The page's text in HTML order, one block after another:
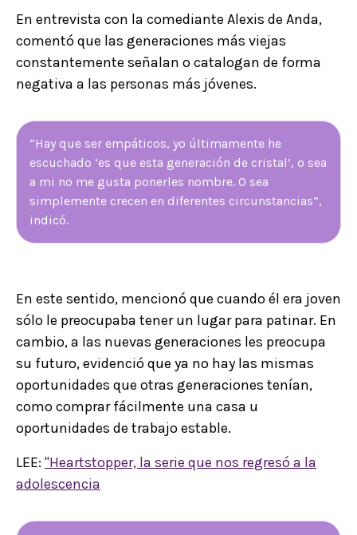
En entrevista con la comediante Alexis de Anda,
comentó que las generaciones más viejas
constantemente señalan o catalogan de forma
negativa a las personas más jóvenes.
“Hay que ser empáticos, yo últimamente he
escuchado ‘es que esta generación de cristal’, o sea
a mi no me gusta ponerles nombre. O sea
simplemente crecen en diferentes circunstancias”,
indicó.
En este sentido, mencionó que cuando él era joven
sólo le preocupaba tener un lugar para patinar. En
cambio, a las nuevas generaciones les preocupa
su futuro, evidenció que ya no hay las mismas
oportunidades que otras generaciones tenían,
como comprar fácilmente una casa u
oportunidades de trabajo estable.
LEE: "Heartstopper, la serie que nos regresó a la
adolescencia